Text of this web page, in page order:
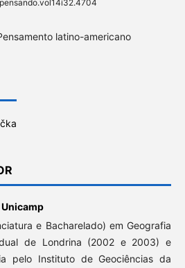
latino-americano
Unicamp
e Bacharelado) em Geografia
de Londrina (2002 e 2003) e
pelo Instituto de Geociências da